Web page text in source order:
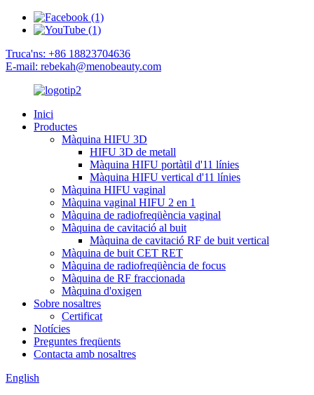
Truca'ns: +86 18823704636
E-mail: rebekah@menobeauty.com
Inici
Productes
Màquina HIFU 3D
HIFU 3D de metall
Màquina HIFU portàtil d'11 línies
Màquina HIFU vertical d'11 línies
Màquina HIFU vaginal
Màquina vaginal HIFU 2 en 1
Màquina de radiofreqüència vaginal
Màquina de cavitació al buit
Màquina de cavitació RF de buit vertical
Màquina de buit CET RET
Màquina de radiofreqüència de focus
Màquina de RF fraccionada
Màquina d'oxigen
Sobre nosaltres
Certificat
Notícies
Preguntes freqüents
Contacta amb nosaltres
English